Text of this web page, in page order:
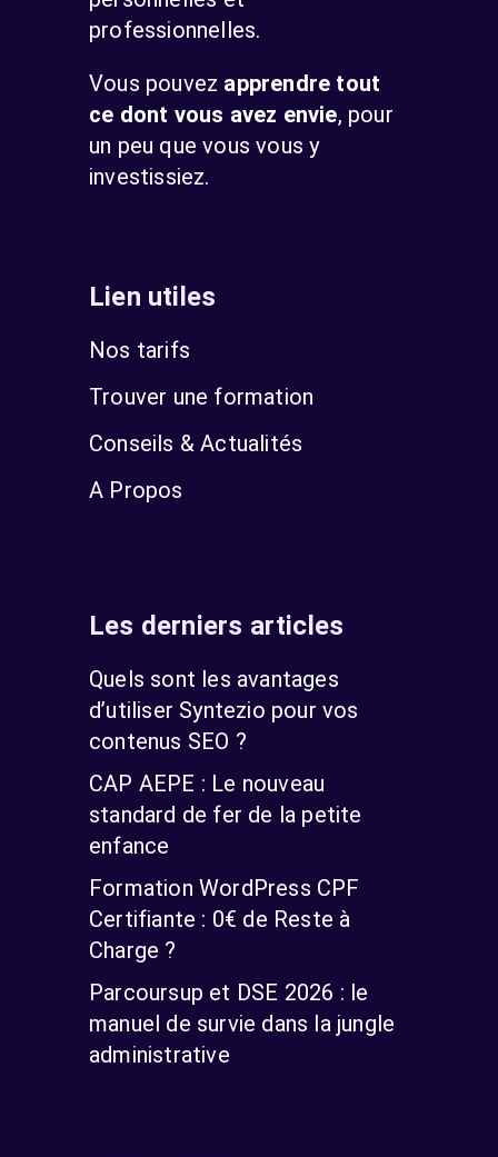
professionnelles.
Vous pouvez apprendre tout
ce dont vous avez envie, pour
un peu que vous vous y
investissiez.
Lien utiles
Nos tarifs
Trouver une formation
Conseils & Actualités
A Propos
Les derniers articles
Quels sont les avantages
d’utiliser Syntezio pour vos
contenus SEO ?
CAP AEPE : Le nouveau
standard de fer de la petite
enfance
Formation WordPress CPF
Certifiante : 0€ de Reste à
Charge ?
Parcoursup et DSE 2026 : le
manuel de survie dans la jungle
administrative